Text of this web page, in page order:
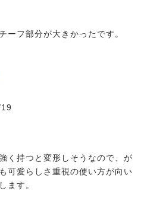
ーフ部分が大きかったです。
く持つと変形しそうなので、が
可愛らしさ重視の使い方が向い
ます。